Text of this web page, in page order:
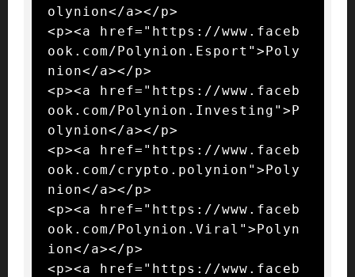
olynion</a></p>
<p><a href="https://www.faceb
ook.com/Polynion.Esport">Poly
nion</a></p>
<p><a href="https://www.faceb
ook.com/Polynion.Investing">P
olynion</a></p>
<p><a href="https://www.faceb
ook.com/crypto.polynion">Poly
nion</a></p>
<p><a href="https://www.faceb
ook.com/Polynion.Viral">Polyn
ion</a></p>
<p><a href="https://www.faceb